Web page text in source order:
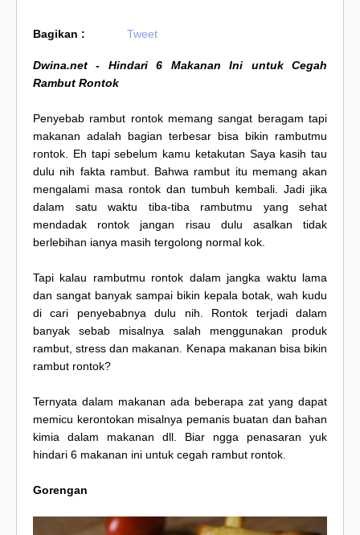
Bagikan : Tweet
Dwina.net - Hindari 6 Makanan Ini untuk Cegah
Rambut Rontok
Penyebab rambut rontok memang sangat beragam tapi
makanan adalah bagian terbesar bisa bikin rambutmu
rontok. Eh tapi sebelum kamu ketakutan Saya kasih tau
dulu nih fakta rambut. Bahwa rambut itu memang akan
mengalami masa rontok dan tumbuh kembali. Jadi jika
dalam satu waktu tiba-tiba rambutmu yang sehat
mendadak rontok jangan risau dulu asalkan tidak
berlebihan ianya masih tergolong normal kok.
Tapi kalau rambutmu rontok dalam jangka waktu lama
dan sangat banyak sampai bikin kepala botak, wah kudu
di cari penyebabnya dulu nih. Rontok terjadi dalam
banyak sebab misalnya salah menggunakan produk
rambut, stress dan makanan. Kenapa makanan bisa bikin
rambut rontok?
Ternyata dalam makanan ada beberapa zat yang dapat
memicu kerontokan misalnya pemanis buatan dan bahan
kimia dalam makanan dll. Biar ngga penasaran yuk
hindari 6 makanan ini untuk cegah rambut rontok.
Gorengan